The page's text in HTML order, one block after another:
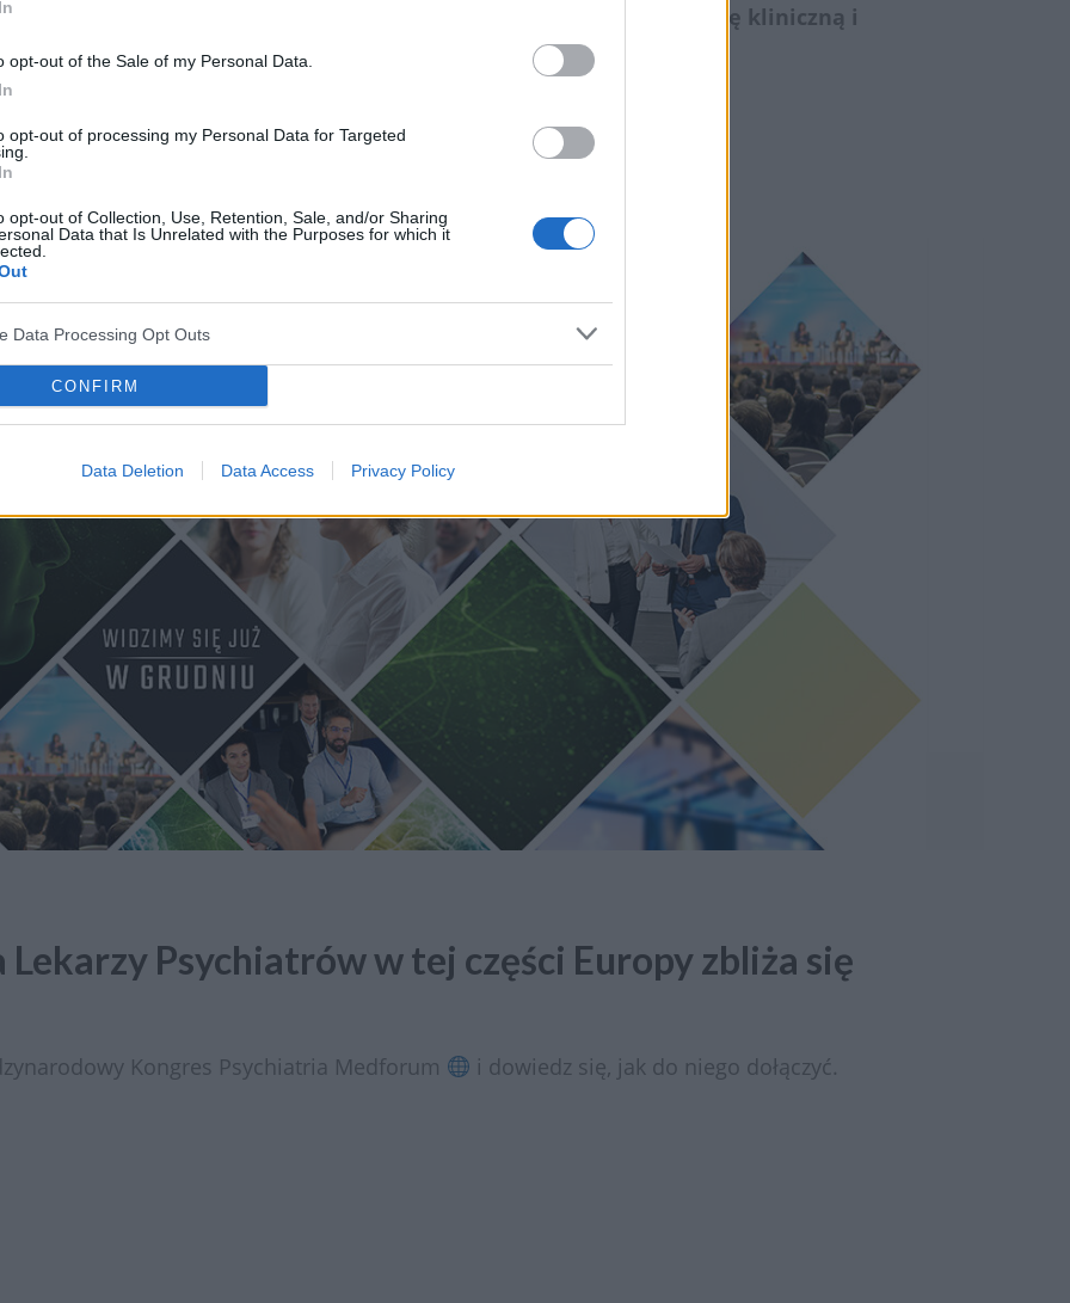
opt-out of the Sale of my Personal Data.
opt-out of processing my Personal Data for Targeted
opt-out of Collection, Use, Retention, Sale, and/or Sharing
Data that Is Unrelated with the Purposes for which it
Data Processing Opt Outs
CONFIRM
Data Deletion Data Access Privacy Policy
przemian technologicznych na zdrowie psychiczne, praktykę kliniczną i
Psychiatrów w tej części Europy zbliża się
Kongres Psychiatria Medforum i dowiedz się, jak do niego dołączyć.